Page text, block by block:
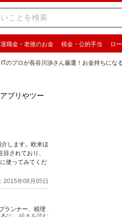
退職金・老後のお金 税金・公的手当 ロ
ITのプロが長谷川渉さん厳選！お金持ちにな
プリやツー
します。欧米ほ
されており、
使ってみてくだ
2015年08月05日
ランナー、税理